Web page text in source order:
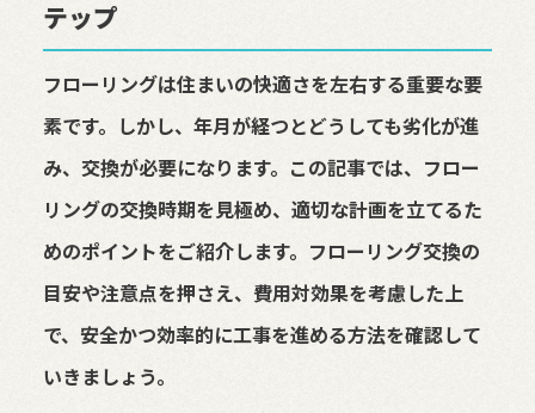
テップ
フローリングは住まいの快適さを左右する重要な要
素です。しかし、年月が経つとどうしても劣化が進
み、交換が必要になります。この記事では、フロー
リングの交換時期を見極め、適切な計画を立てるた
めのポイントをご紹介します。フローリング交換の
目安や注意点を押さえ、費用対効果を考慮した上
で、安全かつ効率的に工事を進める方法を確認して
いきましょう。